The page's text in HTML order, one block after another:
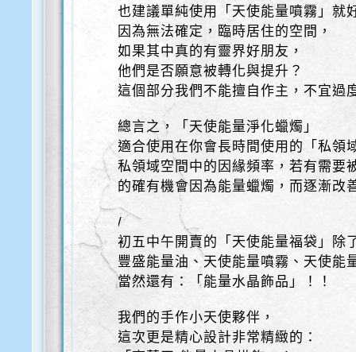
也建議單純使用「天使能量噴霧」就
因為無法確定，臨時居住的空間，
如果其中真的有靈界好朋友，
他們是否願意被轉化與提升？
這個部分我們不能擅自作主，不宜過
總言之，「天使能量淨化蠟燭」
適合使用在你會長時間使用的「私領
私領域空間中的因緣頻率，若有需要
的確有機會因為能量蠟燭，而逐漸改
/
初五中午開賣的「天使能量福袋」除
豐盛能量油、天使能量噴霧、天使能
當然還有：「能量水晶飾品」！！
我們的手作小天使夥伴，
這次更是精心設計非常精緻的：